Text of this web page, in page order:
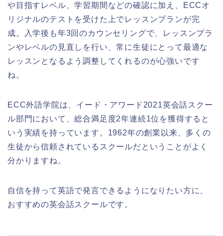
や目指すレベル、学習期間などの確認に加え、ECCオ
リジナルのテストを受けた上でレッスンプランが完
成。入学後も年3回のカウンセリングで、レッスンプラ
ンやレベルの見直しを行い、常に生徒にとって最適な
レッスンとなるよう調整してくれるのが心強いです
ね。
ECC外語学院は、イード・アワード2021英会話スクー
ル部門において、総合満足度2年連続1位を獲得すると
いう実績を持っています。1962年の創業以来、多くの
生徒から信頼されているスクールだということがよく
分かりますね。
自信を持って英語で発言できるようになりたい方に、
おすすめの英会話スクールです。